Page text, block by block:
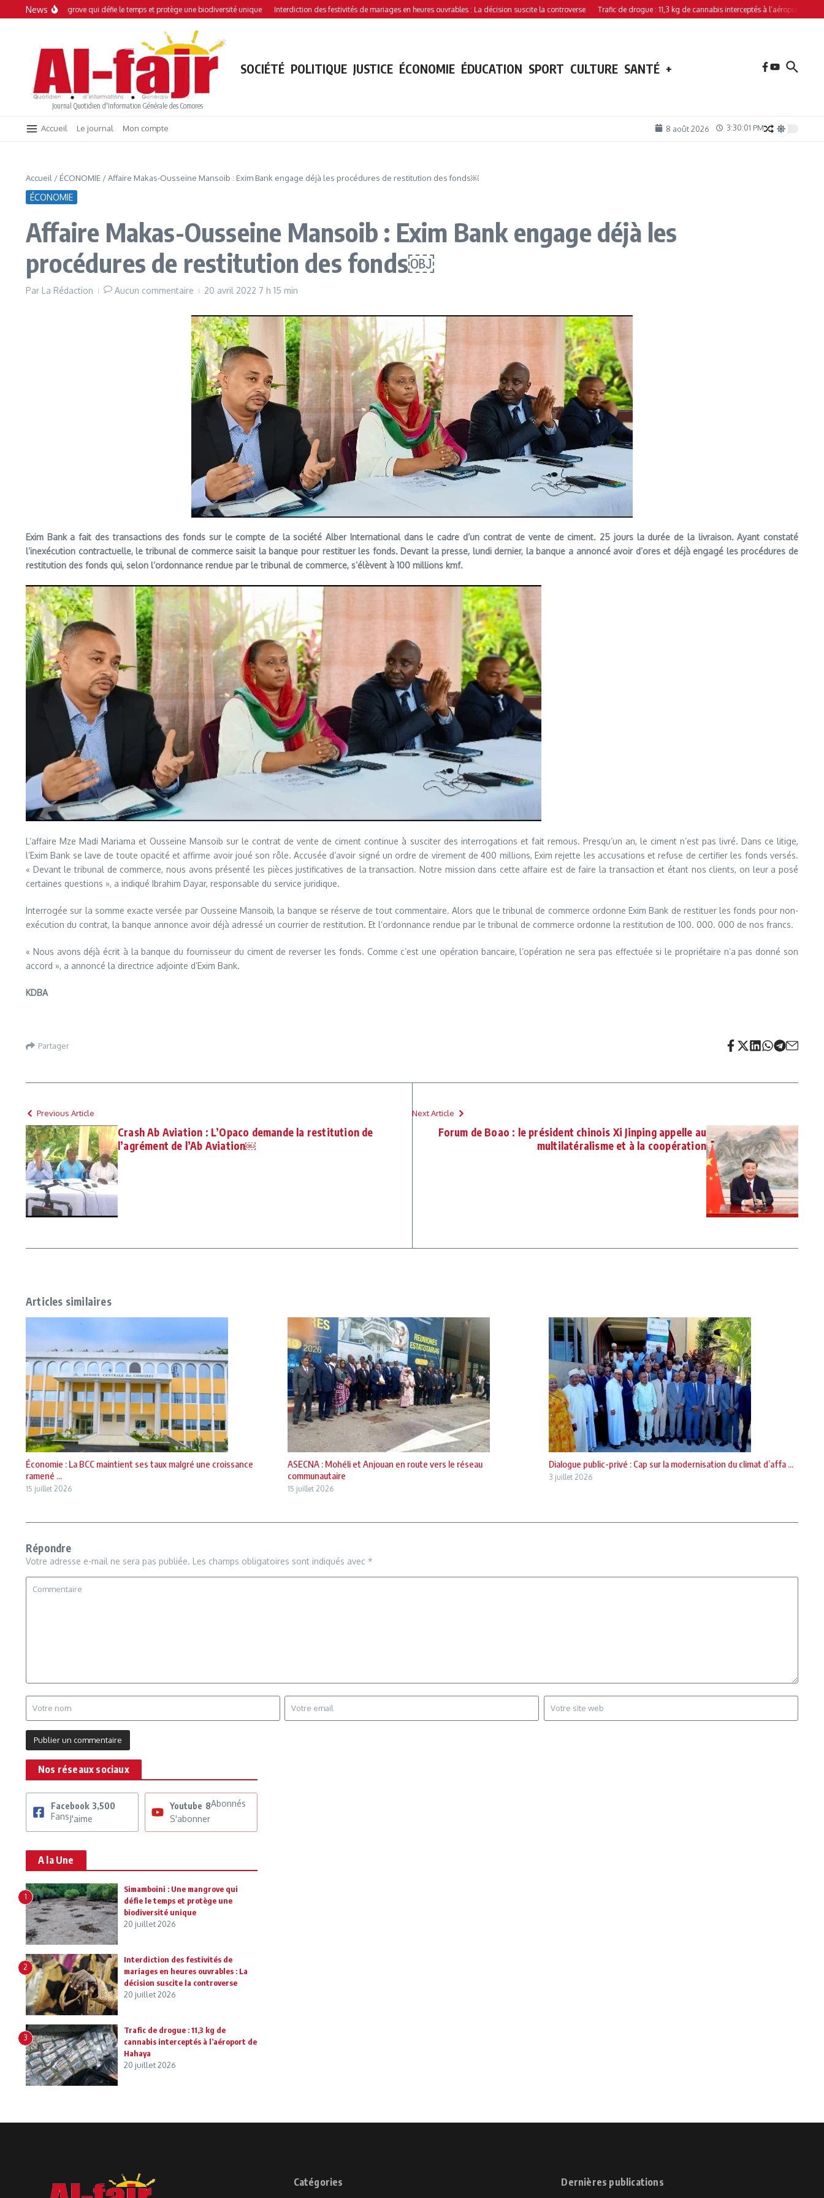
Aller au contenu
News
: Une mangrove qui défie le temps et protège une biodiversité unique Interdiction des festivités de mariages en heures ouvrables : La décision suscite la controverse Trafic de drogue : 11,3 kg de cannabis interceptés à l’aéroport de Hahaya
Journal Quotidien d'Information Générale des Comores
SOCIÉTÉ POLITIQUE JUSTICE ÉCONOMIE ÉDUCATION SPORT CULTURE SANTÉ +
Accueil Le journal Mon compte 8 août 2026 3:30:03 PM
Accueil / ÉCONOMIE /Affaire Makas-Ousseine Mansoib : Exim Bank engage déjà les procédures de restitution des fonds￼
ÉCONOMIE
Affaire Makas-Ousseine Mansoib : Exim Bank engage déjà les
procédures de restitution des fonds￼
Par La Rédaction Aucun commentaire 20 avril 2022 7 h 15 min
Exim Bank a fait des transactions des fonds sur le compte de la société Alber International dans le cadre d’un contrat de vente de ciment. 25 jours la durée de la livraison. Ayant constaté
l’inexécution contractuelle, le tribunal de commerce saisit la banque pour restituer les fonds. Devant la presse, lundi dernier, la banque a annoncé avoir d’ores et déjà engagé les procédures de
restitution des fonds qui, selon l’ordonnance rendue par le tribunal de commerce, s’élèvent à 100 millions kmf.
L’affaire Mze Madi Mariama et Ousseine Mansoib sur le contrat de vente de ciment continue à susciter des interrogations et fait remous. Presqu’un an, le ciment n’est pas livré. Dans ce litige,
l’Exim Bank se lave de toute opacité et affirme avoir joué son rôle. Accusée d’avoir signé un ordre de virement de 400 millions, Exim rejette les accusations et refuse de certifier les fonds versés.
« Devant le tribunal de commerce, nous avons présenté les pièces justificatives de la transaction. Notre mission dans cette affaire est de faire la transaction et étant nos clients, on leur a posé
certaines questions », a indiqué Ibrahim Dayar, responsable du service juridique.
Interrogée sur la somme exacte versée par Ousseine Mansoib, la banque se réserve de tout commentaire. Alors que le tribunal de commerce ordonne Exim Bank de restituer les fonds pour non-
exécution du contrat, la banque annonce avoir déjà adressé un courrier de restitution. Et l’ordonnance rendue par le tribunal de commerce ordonne la restitution de 100. 000. 000 de nos francs.
« Nous avons déjà écrit à la banque du fournisseur du ciment de reverser les fonds. Comme c’est une opération bancaire, l’opération ne sera pas effectuée si le propriétaire n’a pas donné son
accord », a annoncé la directrice adjointe d’Exim Bank.
KDBA
Partager
Previous Article
Crash Ab Aviation : L’Opaco demande la restitution de
l’agrément de l’Ab Aviation￼
Next Article
Forum de Boao : le président chinois Xi Jinping appelle au
multilatéralisme et à la coopération
Articles similaires
Économie : La BCC maintient ses taux malgré une croissance
ramené ...
15 juillet 2026
ASECNA : Mohéli et Anjouan en route vers le réseau
communautaire
15 juillet 2026
Dialogue public-privé : Cap sur la modernisation du climat d’affa ...
3 juillet 2026
Répondre
Votre adresse e-mail ne sera pas publiée. Les champs obligatoires sont indiqués avec *
Nos réseaux sociaux
Facebook 3,500
FansJ'aime
Youtube 8Abonnés
S'abonner
A la Une
1
Simamboini : Une mangrove qui
défie le temps et protège une
biodiversité unique
20 juillet 2026
2
Interdiction des festivités de
mariages en heures ouvrables : La
décision suscite la controverse
20 juillet 2026
3
Trafic de drogue : 11,3 kg de
cannabis interceptés à l’aéroport de
Hahaya
20 juillet 2026
Catégories Dernières publications